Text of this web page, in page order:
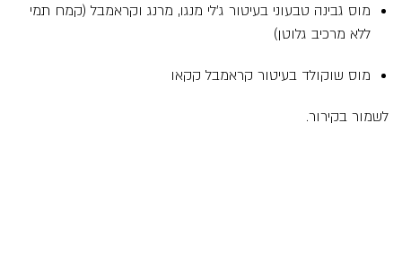
מוס גבינה טבעוני בעיטור ג’לי מנגו, מרנג וקראמבל (קמח תמי
ללא מרכיב גלוטן)
מוס שוקולד בעיטור קראמבל קקאו
לשמור בקירור.